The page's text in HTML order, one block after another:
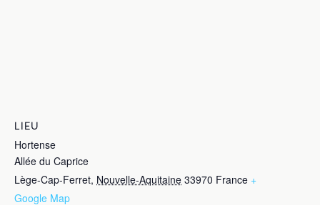
LIEU
Hortense
Allée du Caprice
Lège-Cap-Ferret, Nouvelle-Aquitaine 33970 France +
Google Map